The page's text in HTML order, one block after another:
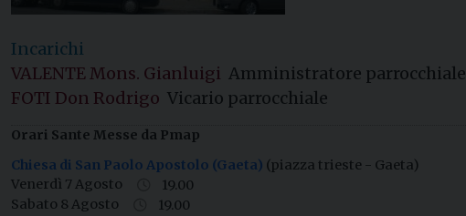
Incarichi
VALENTE Mons. Gianluigi Amministratore parrocchiale
FOTI Don Rodrigo Vicario parrocchiale
Orari Sante Messe da Pmap
Chiesa di San Paolo Apostolo (Gaeta) (piazza trieste - Gaeta)
Venerdì 7 Agosto
19.00
Sabato 8 Agosto
19.00